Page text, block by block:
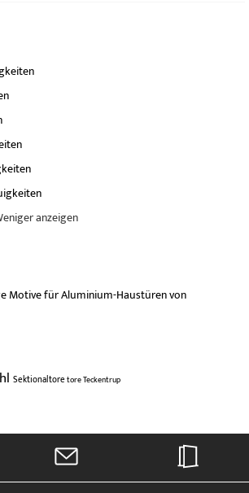
anzeigen
Motive für Aluminium-Haustüren von
SektionaltoretoreTeckentrup